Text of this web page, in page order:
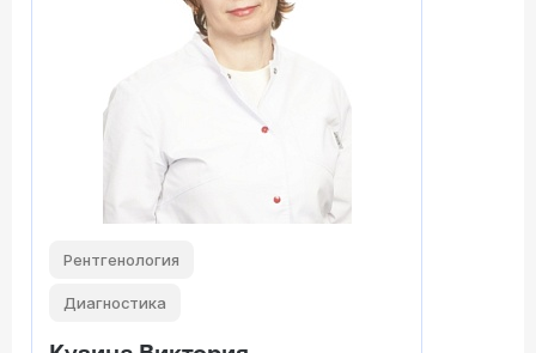
Рентгенология
Диагностика